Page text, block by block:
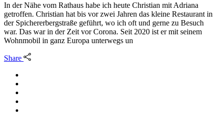
In der Nähe vom Rathaus habe ich heute Christian mit Adriana
getroffen. Christian hat bis vor zwei Jahren das kleine Restaurant in
der Spichererbergstraße geführt, wo ich oft und gerne zu Besuch
war. Das war in der Zeit vor Corona. Seit 2020 ist er mit seinem
Wohnmobil in ganz Europa unterwegs un
Share